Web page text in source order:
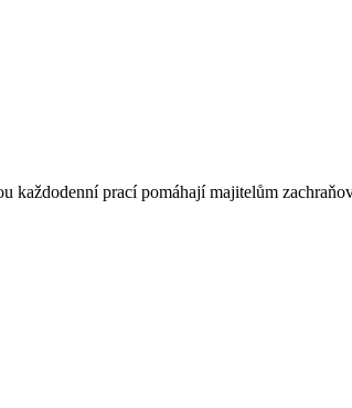
každodenní prací pomáhají majitelům